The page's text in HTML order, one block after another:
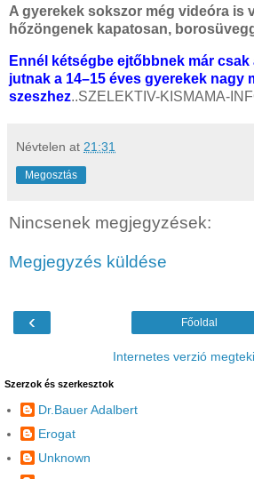
A gyerekek sokszor még videóra is
hőzöngenek kapatosan,
Ennél kétségbe ejtőbbnek már
jutnak a 14–15 éves gyerekek nagy
szeszhez..SZELEKTIV-KISMAMA-
Névtelen at 21:31
Megosztás
Nincsenek megjegyzések:
Megjegyzés küldése
‹ Főoldal
Internetes verzió
Szerzok és szerkesztok
Dr.Bauer Adalbert
Erogat
Unknown